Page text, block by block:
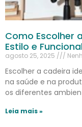
Como Escolher
Estilo e
agosto 25, 2025
Escolher a cadeira
na saúde e na
os diferentes
Leia mais »